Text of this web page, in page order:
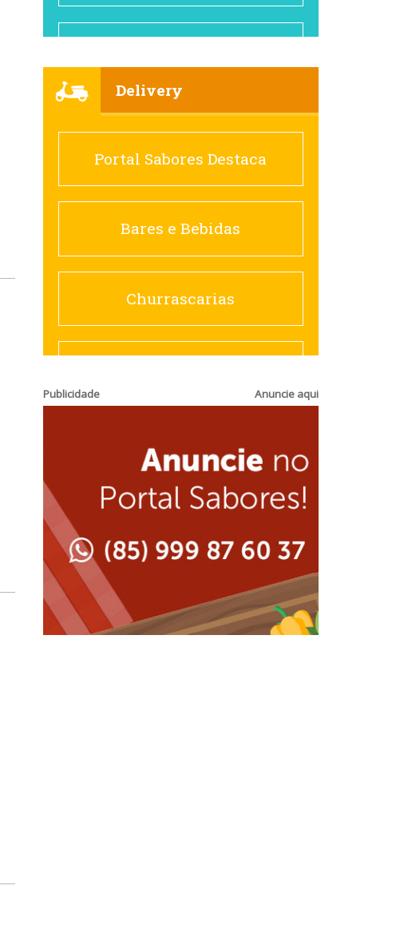
Cafés
Churrascarias
Comida saudável
Contemporânea
Espanhola
Francesa
Hamburguerias e
Sanduicherias
Delivery
Portal Sabores Destaca
Bares e Bebidas
Churrascarias
Sanduicherias
Lanchonetes
Publicidade Anuncie aqui